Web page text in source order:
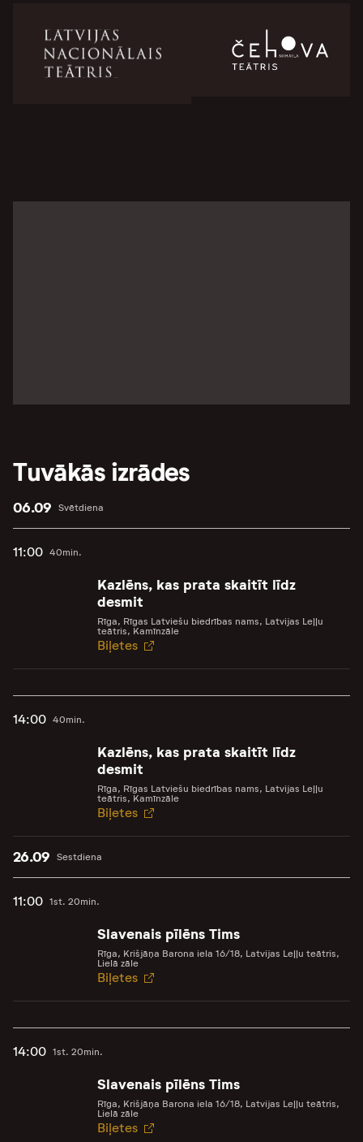
Tuvākās izrādes
Svētdiena
06.09
11:00 40min.
Kazlēns, kas prata skaitīt līdz
desmit
Rīga, Rīgas Latviešu biedrības nams, Latvijas Leļļu
teātris, Kamīnzāle
Biļetes
14:00 40min.
Kazlēns, kas prata skaitīt līdz
desmit
Rīga, Rīgas Latviešu biedrības nams, Latvijas Leļļu
teātris, Kamīnzāle
Biļetes
Sestdiena
26.09
11:00 1st. 20min.
Slavenais pīlēns Tims
Rīga, Krišjāņa Barona iela 16/18, Latvijas Leļļu teātris,
Lielā zāle
Biļetes
14:00 1st. 20min.
Slavenais pīlēns Tims
Rīga, Krišjāņa Barona iela 16/18, Latvijas Leļļu teātris,
Lielā zāle
Biļetes